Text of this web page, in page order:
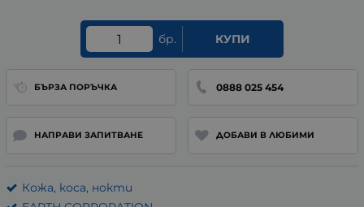
бр. КУПИ
БЪРЗА ПОРЪЧКА 0888 025 454
НАПРАВИ ЗАПИТВАНЕ ДОБАВИ В ЛЮБИМИ
Кожа, коса, нокти